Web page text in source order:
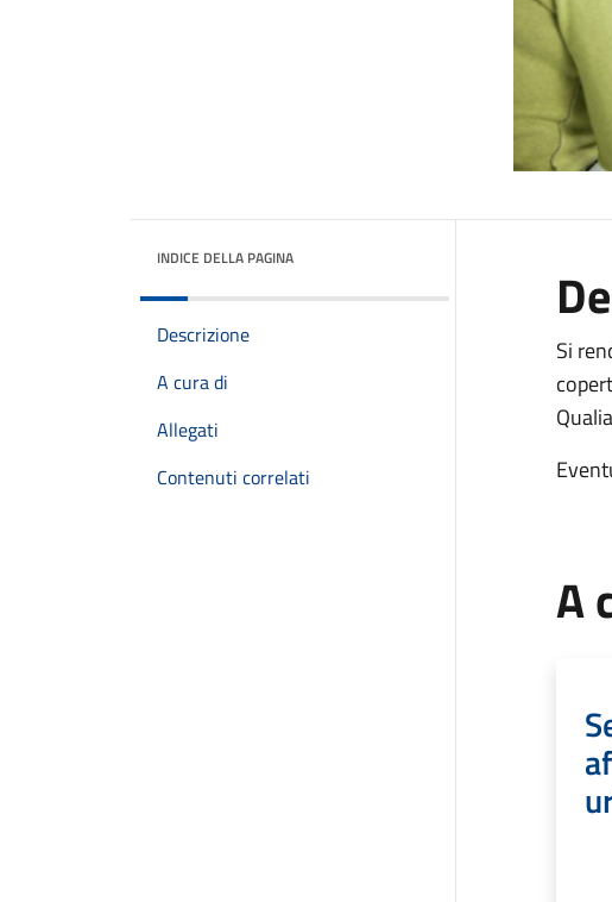
INDICE DELLA PAGINA
Descrizione
A cura di
Allegati
Contenuti correlati
Si
A